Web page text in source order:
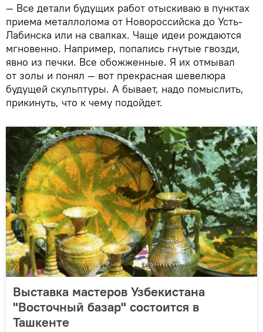
— Все детали будущих работ отыскиваю в пунктах
приема металлолома от Новороссийска до Усть-
Лабинска или на свалках. Чаще идеи рождаются
мгновенно. Например, попались гнутые гвозди,
явно из печки. Все обожженные. Я их отмывал
от золы и понял — вот прекрасная шевелюра
будущей скульптуры. А бывает, надо помыслить,
прикинуть, что к чему подойдет.
Выставка мастеров Узбекистана
"Восточный базар" состоится в
Ташкенте